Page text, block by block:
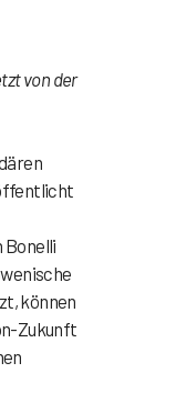
von der
Bonelli
können
Zukunft